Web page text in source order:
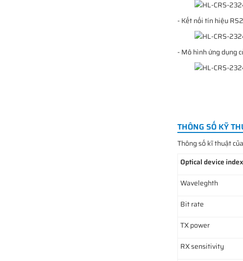
- Kết nối tín hiệu
- Mô hình ứng dụng
THÔNG SỐ KỸ
Thông số kĩ thuật
Optical device
Waveleghth
Bit rate
TX power
RX sensitivity